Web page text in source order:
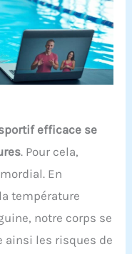
efficace se
. Pour cela,
En
température
notre corps se
ainsi les risques de